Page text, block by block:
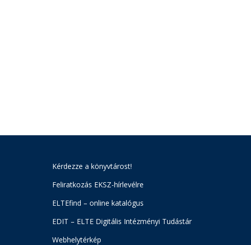
Kérdezze a könyvtárost!
Feliratkozás EKSZ-hírlevélre
ELTEfind – online katalógus
EDIT – ELTE Digitális Intézményi Tudástár
Webhelytérkép